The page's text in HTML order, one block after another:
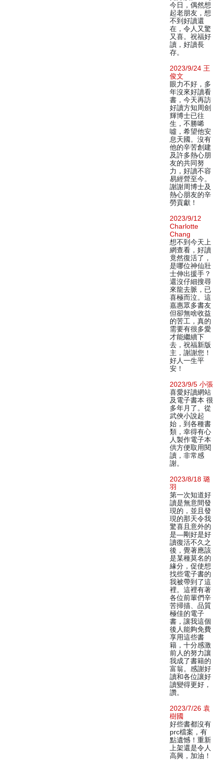
今日，偶然想
起老朋友，想
不到好讀還
在，令人又驚
又喜。祝福好
讀，好讀長
存。
2023/9/24 王
俊文
眼力不好，多
年沒來好讀看
書，今天再訪
好讀方知周劍
輝博士已往
生，不勝唏
噓，希望他安
息天國。沒有
他的辛苦創建
及許多熱心朋
友的共同努
力，好讀不容
易經營至今。
謝謝周博士及
熱心朋友的辛
勞貢獻！
2023/9/12
Charlotte
Chang
想不到今天上
網查看，好讀
竟然復活了，
是哪位神仙壯
士伸出援手？
還沒仔細搜尋
來龍去脈，已
喜極而泣。這
嘉惠眾多書友
但卻無啥收益
的苦工，真的
需要有很多愛
才能繼續下
去，祝福新版
主，謝謝您！
好人一生平
安！
2023/9/5 小張
喜愛好讀網站
及電子書本 很
多年月了。從
武俠小說起
始，到各種書
類，幸得有心
人製作電子本
供方便取用閱
讀，非常感
謝。
2023/8/18 璐
羽
第一次知道好
讀是無意間發
現的，並且發
現的那天令我
驚喜且意外的
是—剛好是好
讀復活不久之
後，覺著應該
是某種莫名的
緣分，促使想
找些電子書的
我被帶到了這
裡。這裡有著
各位前輩們辛
苦掃描、品質
極佳的電子
書，讓我這個
後人能夠免費
享用這些書
籍，十分感激
前人的努力讓
我成了書籍的
富翁。感謝好
讀和各位讓好
讀變得更好，
讚。
2023/7/26 袁
樹國
好些書都沒有
prc檔案，有
點遺憾！重新
上架還是令人
高興，加油！